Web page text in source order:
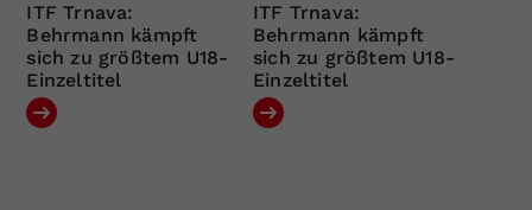
ITF Trnava:
Behrmann kämpft
sich zu größtem U18-
Einzeltitel
ITF Trnava:
Behrmann kämpft
sich zu größtem U18-
Einzeltitel